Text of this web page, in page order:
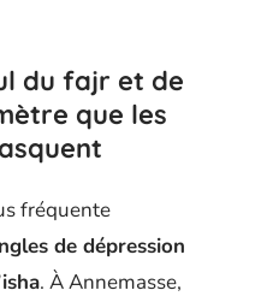
du fajr et de
que les
fréquente
de dépression
. À Annemasse,